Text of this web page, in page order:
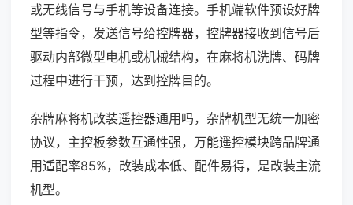
或无线信号与手机等设备连接。手机端软件预设好牌
型等指令，发送信号给控牌器，控牌器接收到信号后
驱动内部微型电机或机械结构，在麻将机洗牌、码牌
过程中进行干预，达到控牌目的。
杂牌麻将机改装遥控器通用吗，杂牌机型无统一加密
协议，主控板参数互通性强，万能遥控模块跨品牌通
用适配率85%，改装成本低、配件易得，是改装主流
机型。